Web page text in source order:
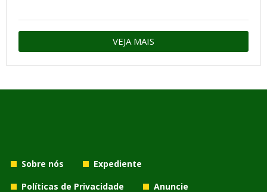
VEJA MAIS
Sobre nós
Expediente
Políticas de Privacidade
Anuncie